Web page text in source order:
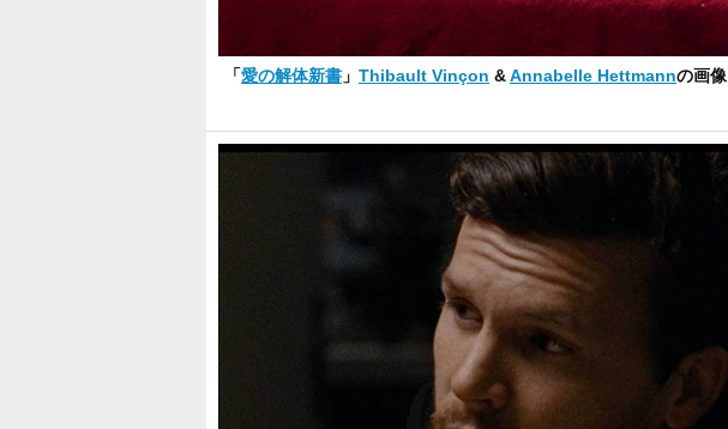
「愛の解体新書 」 Thibault Vinçon &Annabelle Hettmannの画像